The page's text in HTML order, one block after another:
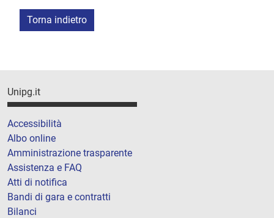
Torna indietro
Unipg.it
Accessibilità
Albo online
Amministrazione trasparente
Assistenza e FAQ
Atti di notifica
Bandi di gara e contratti
Bilanci